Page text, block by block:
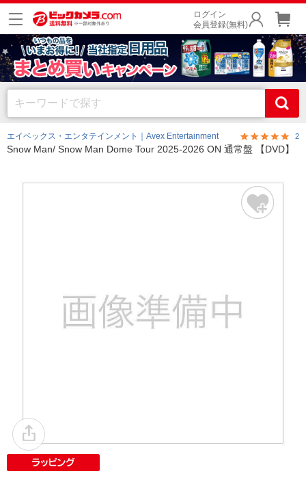
ログイン
会員登録(無料)
エイベックス・エンタテインメント｜Avex Entertainment 2
Snow Man/ Snow Man Dome Tour 2025-2026 ON 通常盤 【DVD】